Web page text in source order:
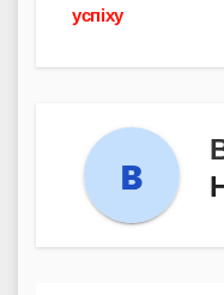
успіху